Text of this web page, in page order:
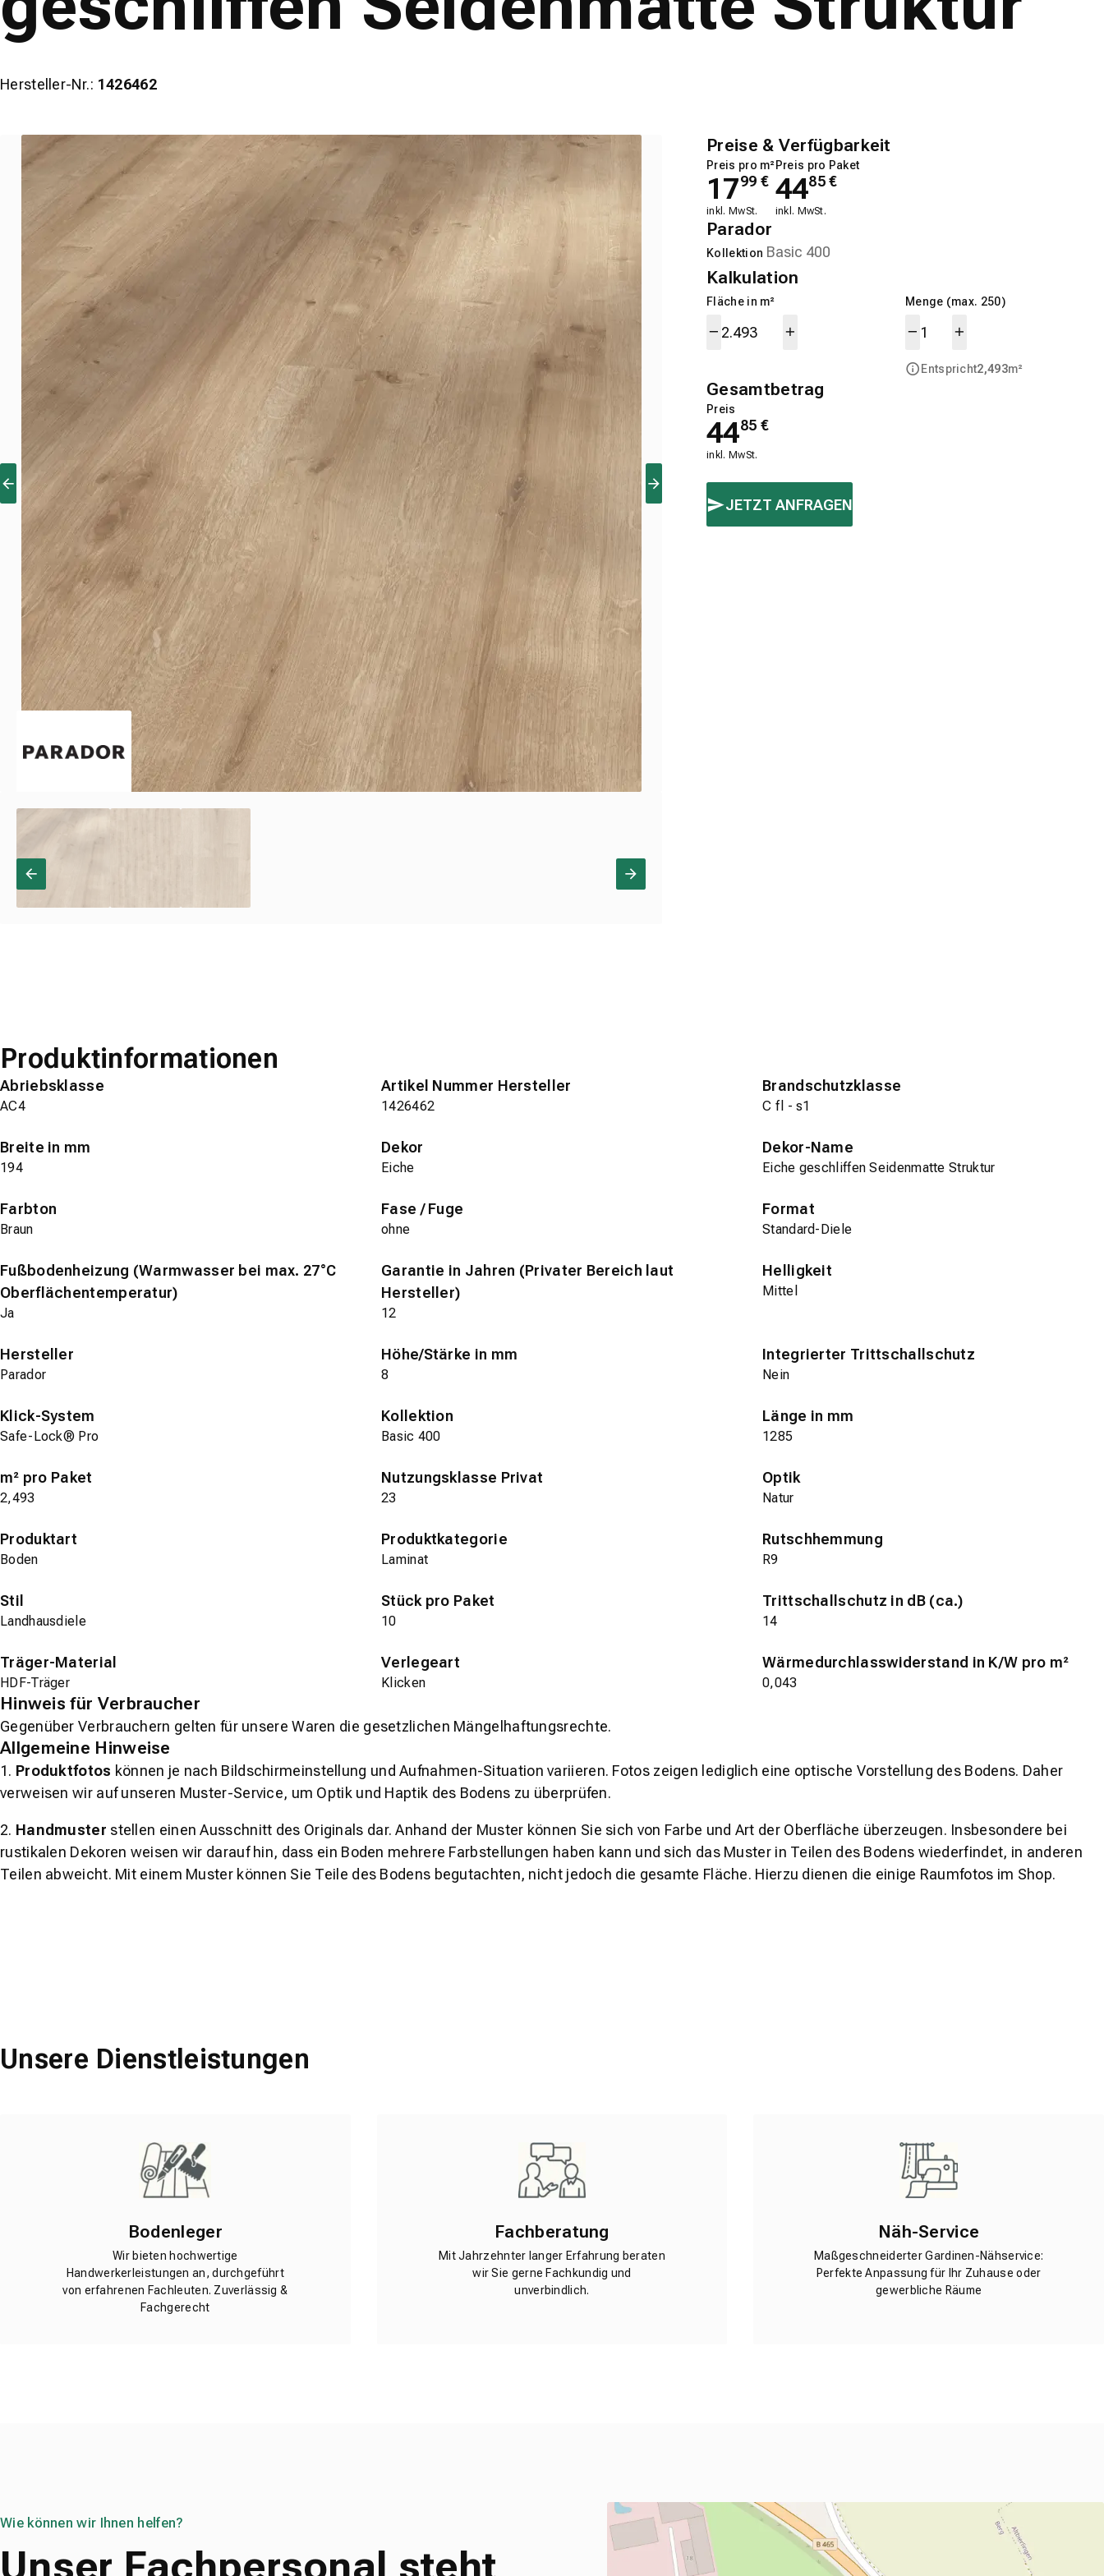
Hersteller-Nr.: 1426462
Preise & Verfügbarkeit
Preis pro m²
1799 €
inkl. MwSt.
Preis pro Paket
4485€
inkl. MwSt.
Parador
Kollektion
Kalkulation
Fläche in m² Menge (max. 250)
Entspricht2,493m²
Gesamtbetrag
Preis
4485 €
inkl. MwSt.
JETZT ANFRAGEN
Produktinformationen
Abriebsklasse
AC4
Artikel Nummer Hersteller
1426462
Brandschutzklasse
C fl - s1
Breite in mm
194
Dekor
Eiche
Dekor-Name
Eiche geschliffen Seidenmatte Struktur
Farbton
Braun
Fase / Fuge
ohne
Format
Standard-Diele
Fußbodenheizung (Warmwasser bei max. 27°C
Oberflächentemperatur)
Ja
Garantie in Jahren (Privater Bereich laut
Hersteller)
12
Helligkeit
Mittel
Hersteller
Parador
Höhe/Stärke in mm
8
Integrierter Trittschallschutz
Nein
Klick-System
Safe-Lock® Pro
Kollektion
Basic 400
Länge in mm
1285
m² pro Paket
2,493
Nutzungsklasse Privat
23
Optik
Natur
Produktart
Boden
Produktkategorie
Laminat
Rutschhemmung
R9
Stil
Landhausdiele
Stück pro Paket
10
Trittschallschutz in dB (ca.)
14
Träger-Material
HDF-Träger
Verlegeart
Klicken
Wärmedurchlasswiderstand in K/W pro m²
0,043
Hinweis für Verbraucher
Gegenüber Verbrauchern gelten für unsere Waren die gesetzlichen Mängelhaftungsrechte.
Allgemeine Hinweise
1. Produktfotos können je nach Bildschirmeinstellung und Aufnahmen-Situation variieren. Fotos zeigen lediglich eine optische Vorstellung des Bodens. Daher
verweisen wir auf unseren Muster-Service, um Optik und Haptik des Bodens zu überprüfen.
2. Handmuster stellen einen Ausschnitt des Originals dar. Anhand der Muster können Sie sich von Farbe und Art der Oberfläche überzeugen. Insbesondere bei
rustikalen Dekoren weisen wir darauf hin, dass ein Boden mehrere Farbstellungen haben kann und sich das Muster in Teilen des Bodens wiederfindet, in anderen
Teilen abweicht. Mit einem Muster können Sie Teile des Bodens begutachten, nicht jedoch die gesamte Fläche. Hierzu dienen die einige Raumfotos im Shop.
Unsere Dienstleistungen
Bodenleger
Wir bieten hochwertige
Handwerkerleistungen an, durchgeführt
von erfahrenen Fachleuten. Zuverlässig &
Fachgerecht
Fachberatung
Mit Jahrzehnter langer Erfahrung beraten
wir Sie gerne Fachkundig und
unverbindlich.
Näh-Service
Maßgeschneiderter Gardinen-Nähservice:
Perfekte Anpassung für Ihr Zuhause oder
gewerbliche Räume
Wie können wir Ihnen helfen?
Unser Fachpersonal steht